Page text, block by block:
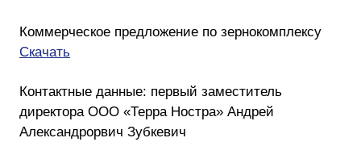
Коммерческое предложение по зернокомплексу
Скачать
Контактные данные: первый заместитель
директора ООО «Терра Ностра» Андрей
Александрорвич Зубкевич